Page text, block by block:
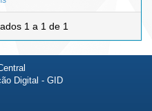
1 a 1 de 1
Digital - GID